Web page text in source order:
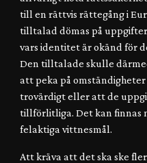
till en rättvis rättegång i
tilltalad dömas på
vars identitet är okänd för
Den tilltalade skulle
att peka på
trovärdigt eller att de
tillförlitliga. Det kan finnas
felaktiga vittnesmål.
Att kräva att det ska ske